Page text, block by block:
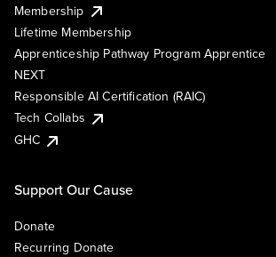
Membership
Lifetime Membership
Apprenticeship Pathway Program Apprentice
NEXT
Responsible AI Certification (RAIC)
Tech Collabs
GHC
Support Our Cause
Donate
Recurring Donate